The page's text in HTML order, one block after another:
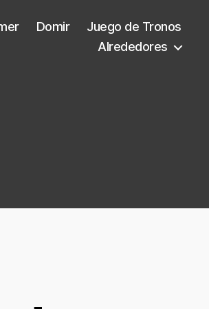
Domir
Juego de Tronos
Alrededores